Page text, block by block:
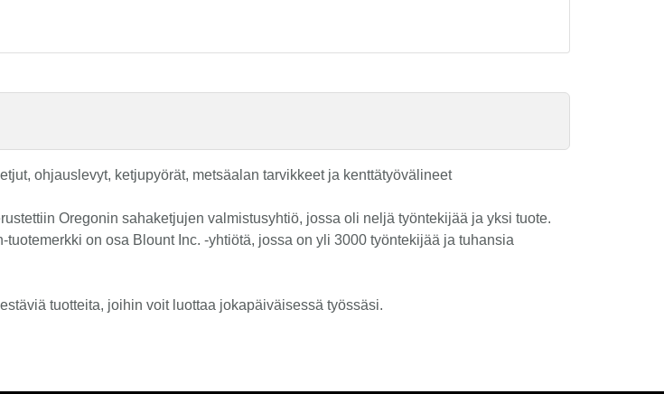
ohjauslevyt, ketjupyörät, metsäalan tarvikkeet ja kenttätyövälineet
Oregonin sahaketjujen valmistusyhtiö, jossa oli neljä työntekijää ja yksi tuote.
tuotemerkki on osa Blount Inc. -yhtiötä, jossa on yli 3000 työntekijää ja tuhansia
tuotteita, joihin voit luottaa jokapäiväisessä työssäsi.